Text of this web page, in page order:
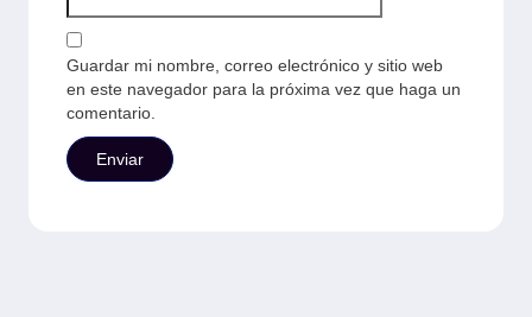
Guardar mi nombre, correo electrónico y sitio web
en este navegador para la próxima vez que haga un
comentario.